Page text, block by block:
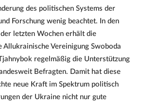
des politischen Systems der
Forschung wenig beachtet. In den
letzten Wochen erhält die
Allukrainische Vereinigung Swoboda
regelmäßig die Unterstützung
Befragten. Damit hat diese
neue Kraft im Spektrum politisch
der Ukraine nicht nur gute